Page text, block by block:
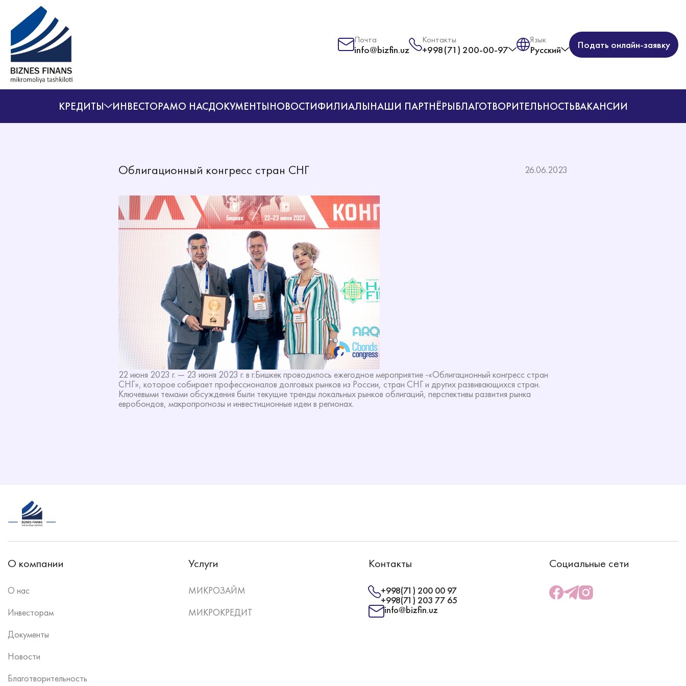
Почта
info@bizfin.uz
Контакты
+998(71) 200-00-97
Язык
Русский Подать онлайн-заявку
КРЕДИТЫ ИНВЕСТОРАМО НАСДОКУМЕНТЫНОВОСТИФИЛИАЛЫНАШИ ПАРТНЁРЫБЛАГОТВОРИТЕЛЬНОСТЬВАКАНСИИ
Облигационный конгресс стран СНГ 26.06.2023
22 июня 2023 г. — 23 июня 2023 г. в г.Бишкек проводилось ежегодное мероприятие -«Облигационный конгресс стран
СНГ», которое собирает профессионалов долговых рынков из России, стран СНГ и других развивающихся стран.
Ключевыми темами обсуждения были текущие тренды локальных рынков облигаций, перспективы развития рынка
евробондов, макропрогнозы и инвестиционные идеи в регионах.
О компании
О нас
Инвесторам
Документы
Новости
Благотворительность
Услуги
МИКРОЗАЙМ
МИКРОКРЕДИТ
Контакты
+998(71) 200 00 97
+998(71) 203 77 65
info@bizfin.uz
Социальные сети